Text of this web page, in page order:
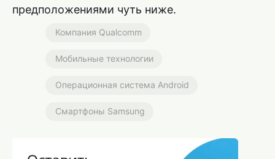
предположениями чуть ниже.
Компания Qualcomm
Мобильные технологии
Операционная система Android
Смартфоны Samsung